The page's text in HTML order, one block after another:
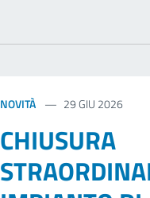
NOVITÀ 29 GIU 2026
CHIUSURA